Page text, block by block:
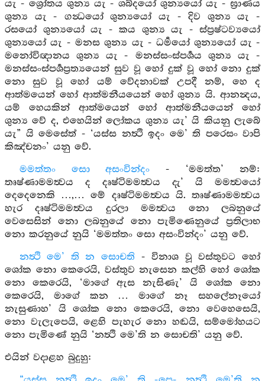
යැ - ශ්‍රෝතය ශුන්‍ය යැ - ශබ්දයෝ ශුන්‍යයෝ යැ - ඝ්‍රාණය
ශුන්‍ය යැ - ගන්‍ධයෝ ශුන්‍යයෝ යැ - දිව ශුන්‍ය යැ -
රසයෝ ශුන්‍යයෝ යැ - කය ශුන්‍ය යැ - ස්ප්‍රෂ්ටව්‍යයෝ
ශුන්‍යයෝ යැ - මනස ශුන්‍ය යැ - ධර්‍මයෝ ශුන්‍යයෝ යැ -
මනෝවිඥානය ශුන්‍ය යැ - මනස්සංස්පර්‍ශය ශුන්‍ය යැ -
මනස්සංස්පර්‍ශප්‍රත්‍යයෙන් සුව වූ හෝ දුක් වූ හෝ නො දුක්
නො සුව වූ හෝ යම් වේදනාවක් උපදී නම්, හෙ ද
ආත්මයෙන් හෝ ආත්මනීයයෙන් හෝ ශුන්‍ය යි. ආනන්‍දය,
යම් හෙයකින් ආත්මයෙන් හෝ ආත්මනීයයෙන් හෝ
ශුන්‍ය වේ ද, එහෙයින් ලෝකය ශුන්‍ය යැ’ යි කියනු ලැබේ
යැ” යි මෙසේත් - ‘යස්ස නත්‍ථි ඉදං මෙ’ ති පරෙසං වාපි
කිඤ්චනං’ යනු වේ.
මමත්තං සො අසංවින්දං - ‘මමත්ත’ නම්:
තෘෂ්ණාමමත්‍වය ද දෘෂ්ටිමමත්‍වය දැ’ යි මමත්‍වයෝ
දෙදෙනෙකි …,… මේ දෘෂ්ටිමමත්‍වය යි. තෘෂ්ණාමමත්‍වය
හැර දෘෂ්ටිමමත්‍වය දුරලා මමත්‍වය නො ලබනුයේ
වෙසෙසින් නො ලබනුයේ නො පැමිණෙනුයේ ප්‍රතිලාභ
නො කරනුයේ නුයි ‘මමත්තං සො අසංවින්දං’ යනු වේ.
නත්‍ථි මෙ’ ති න සොචති - විනාශ වූ වස්තුවට හෝ
ශෝක නො කෙරෙයි, වස්තුව නැසෙන කල්හි හෝ ශෝක
නො කෙරෙයි, ‘මාගේ ඇස නැසිණැ’ යි ශෝක නො
කෙරෙයි, මාගේ කන … මාගේ නෑ සහලේනෑයෝ
නැසුණාහ’ යි ශෝක නො කෙරෙයි, නො වෙහෙසෙයි,
නො වැලැපෙයි, ළෙහි පැහැර නො හඬයි, සම්මෝහයට
නො පැමිණේ නුයි ‘නත්‍ථි මෙ’ති න සොචති’ යනු වේ.
එයින් වදාළහ බුදුහු: